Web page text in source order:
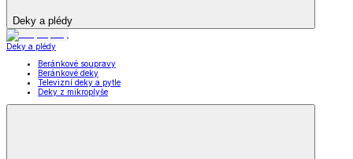
Deky a plédy
Deky a plédy
Beránkové soupravy
Beránkové deky
Televizní deky a pytle
Deky z mikroplyše